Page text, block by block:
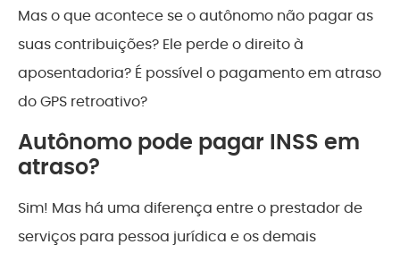
Mas o que acontece se o autônomo não pagar as
suas contribuições? Ele perde o direito à
aposentadoria? É possível o pagamento em atraso
do GPS retroativo?
Autônomo pode pagar INSS em
atraso?
Sim! Mas há uma diferença entre o prestador de
serviços para pessoa jurídica e os demais